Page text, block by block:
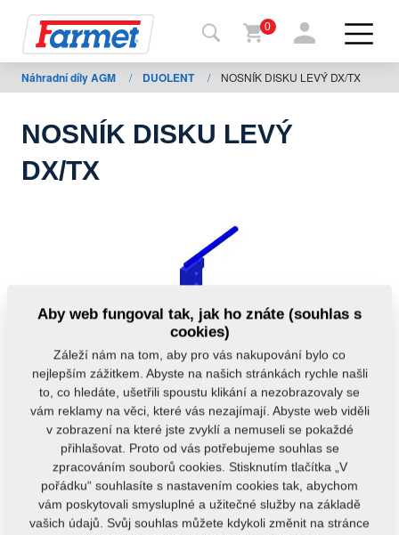
Zpět
na
shop
stažení
0
Náhradní díly AGM / DUOLENT / NOSNÍK DISKU LEVÝ DX/TX
NOSNÍK DISKU LEVÝ
DX/TX
Aby web fungoval tak, jak ho znáte (souhlas s
cookies)
Záleží nám na tom, aby pro vás nakupování bylo co
nejlepším zážitkem. Abyste na našich stránkách rychle našli
to, co hledáte, ušetřili spoustu klikání a nezobrazovaly se
vám reklamy na věci, které vás nezajímají. Abyste web viděli
v zobrazení na které jste zvyklí a nemuseli se pokaždé
přihlašovat. Proto od vás potřebujeme souhlas se
zpracováním souborů cookies. Stisknutím tlačítka „V
pořádku“ souhlasíte s nastavením cookies tak, abychom
vám poskytovali smysluplné a užitečné služby na základě
vašich údajů. Svůj souhlas můžete kdykoli změnit na stránce